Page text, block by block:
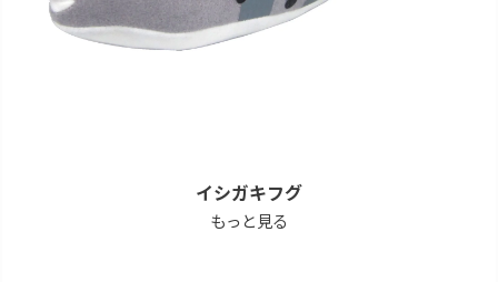
イシガキフグ
もっと見る